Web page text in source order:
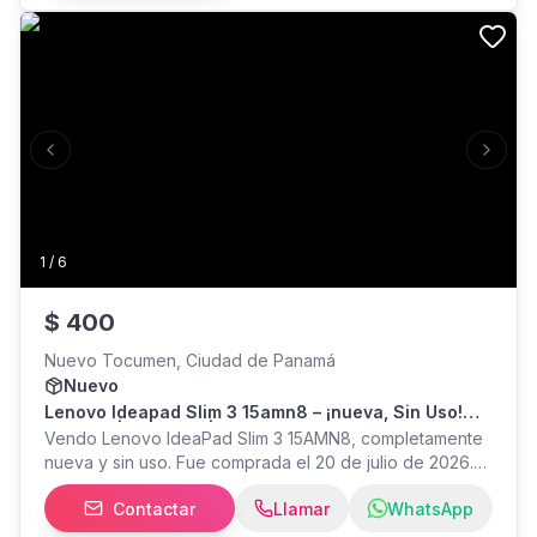
1 / 6
Previous slide Next
$ 400
Nuevo Tocumen, Ciudad de Panamá
Nuevo
Lenovo Ideapad Slim 3 15amn8 – ¡nueva, Sin Uso!
Ryzen 3 | 8gb Ram | 512gb Ssd
Vendo Lenovo IdeaPad Slim 3 15AMN8, completamente
nueva y sin uso. Fue comprada el 20 de julio de 2026.
Se entrega con cargador original, caja y factura de
compra para la garantía. Especificaciones: Procesador
Contactar Llamar WhatsApp